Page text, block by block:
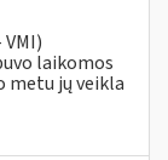
laikomos
metu jų veikla